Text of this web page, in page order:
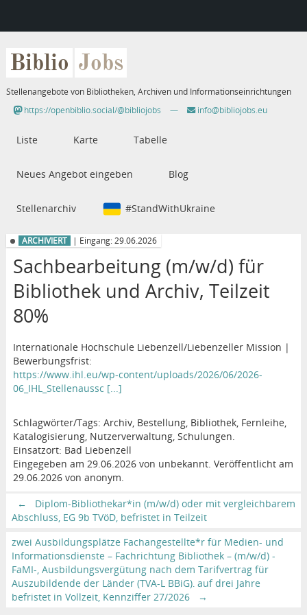
Biblio Jobs
Stellenangebote von Bibliotheken, Archiven und Informationseinrichtungen
https://openbiblio.social/@bibliojobs
— info@bibliojobs.eu
Liste Karte Tabelle
Neues Angebot eingeben Blog
Stellenarchiv #StandWithUkraine
ARCHIVIERT | Eingang: 29.06.2026
Sachbearbeitung (m/w/d) für
Bibliothek und Archiv, Teilzeit
80%
Internationale Hochschule Liebenzell/Liebenzeller Mission |
Bewerbungsfrist:
https://www.ihl.eu/wp-content/uploads/2026/06/2026-
06_IHL_Stellenaussc [...]
Schlagwörter/Tags: Archiv, Bestellung, Bibliothek, Fernleihe,
Katalogisierung, Nutzerverwaltung, Schulungen.
Einsatzort: Bad Liebenzell
Eingegeben am 29.06.2026 von unbekannt. Veröffentlicht am
29.06.2026 von anonym.
←
Diplom-Bibliothekar*in (m/w/d) oder mit vergleichbarem
Abschluss, EG 9b TVöD, befristet in Teilzeit
zwei Ausbildungsplätze Fachangestellte*r für Medien- und
Informationsdienste – Fachrichtung Bibliothek – (m/w/d) -
FaMI-, Ausbildungsvergütung nach dem Tarifvertrag für
Auszubildende der Länder (TVA-L BBiG), auf drei Jahre
befristet in Vollzeit, Kennziffer 27/2026
→